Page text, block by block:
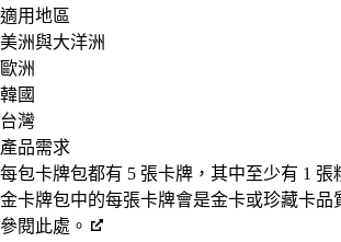
適用地區
美洲與大洋洲
歐洲
韓國
台灣
產品需求
每包卡牌包都有 5 張卡牌，其中至少有 1
金卡牌包中的每張卡牌會是金卡或珍藏卡品
參閱此處。